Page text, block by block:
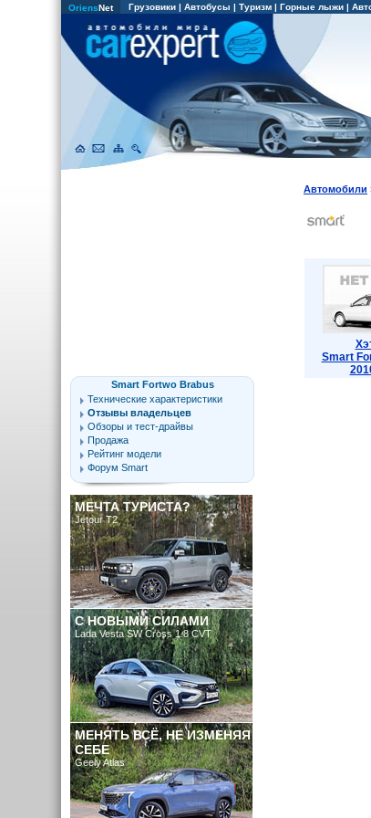
OriensNet Грузовики | Автобусы | Туризм | Горные лыжи |
Smart Fortwo Brabus
Технические характеристики
Отзывы владельцев
Обзоры и тест-драйвы
Продажа
Рейтинг модели
Форум Smart
МЕЧТА ТУРИСТА?
Jetour T2
C НОВЫМИ СИЛАМИ
Lada Vesta SW Cross 1.8 CVT
МЕНЯТЬ ВСЁ, НЕ ИЗМЕНЯЯ
СЕБЕ
Geely Atlas
Автомобили
Smart